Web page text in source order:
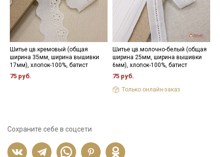
Шитье цв.кремовый (общая
ширина 35мм, ширина вышивки
17мм), хлопок-100%, батист
75 руб.
Шитье цв.молочно-белый (общая
ширина 25мм, ширина вышивки
6мм), хлопок-100%, батист
75 руб.
Только онлайн-заказ
Сохраните себе в соцсети